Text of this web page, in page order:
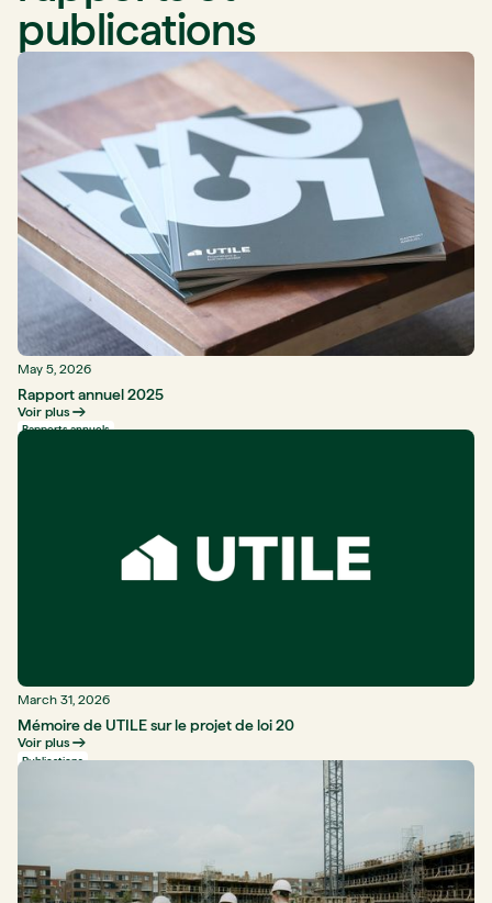
publications
May 5, 2026
Rapport annuel 2025
Voir plus
Rapports annuels
March 31, 2026
Mémoire de UTILE sur le projet de loi 20
Voir plus
Publications